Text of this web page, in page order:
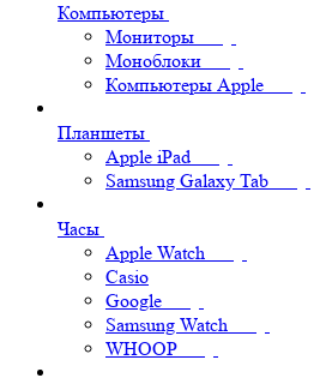
Компьютеры
Мониторы
Моноблоки
Компьютеры Apple
Планшеты
Apple iPad
Samsung Galaxy Tab
Часы
Apple Watch
Casio
Google
Samsung Watch
WHOOP